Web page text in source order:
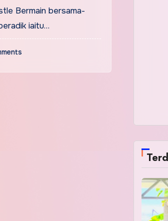
Bermain bersama-
iaitu…